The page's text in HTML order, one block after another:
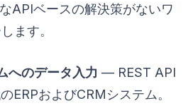
APIベースの解決策がないワ
ます。
へのデータ入力 — REST API
ERPおよびCRMシステム。